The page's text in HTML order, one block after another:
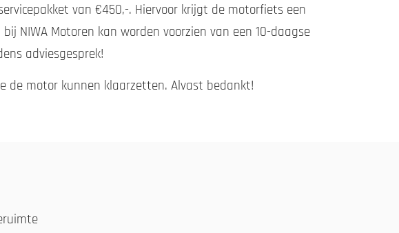
van €450,-. Hiervoor krijgt de motorfiets een
NIWA Motoren kan worden voorzien van een 10-daagse
adviesgesprek!
de motor kunnen klaarzetten. Alvast bedankt!